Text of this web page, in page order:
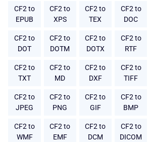
CF2 to
EPUB
CF2 to
XPS
CF2 to
TEX
CF2 to
DOC
CF2 to
DOT
CF2 to
DOTM
CF2 to
DOTX
CF2 to
RTF
CF2 to
TXT
CF2 to
MD
CF2 to
DXF
CF2 to
TIFF
CF2 to
JPEG
CF2 to
PNG
CF2 to
GIF
CF2 to
BMP
CF2 to
WMF
CF2 to
EMF
CF2 to
DCM
CF2 to
DICOM